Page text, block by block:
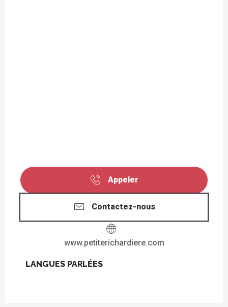
Appeler
Contactez-nous
www.petiterichardiere.com
LANGUES PARLÉES
LANGUES PARLÉES